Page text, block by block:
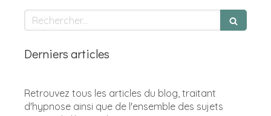
Rechercher
Derniers articles
Retrouvez tous les articles du blog, traitant
d'hypnose ainsi que de l'ensemble des sujets